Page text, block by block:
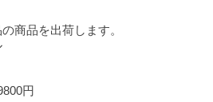
商品を出荷します。
円